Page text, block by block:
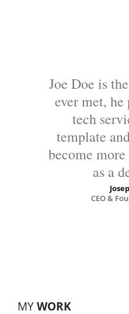
Joe Doe is
ever met,
tech
template
become
as a
CEO &
MY WORK